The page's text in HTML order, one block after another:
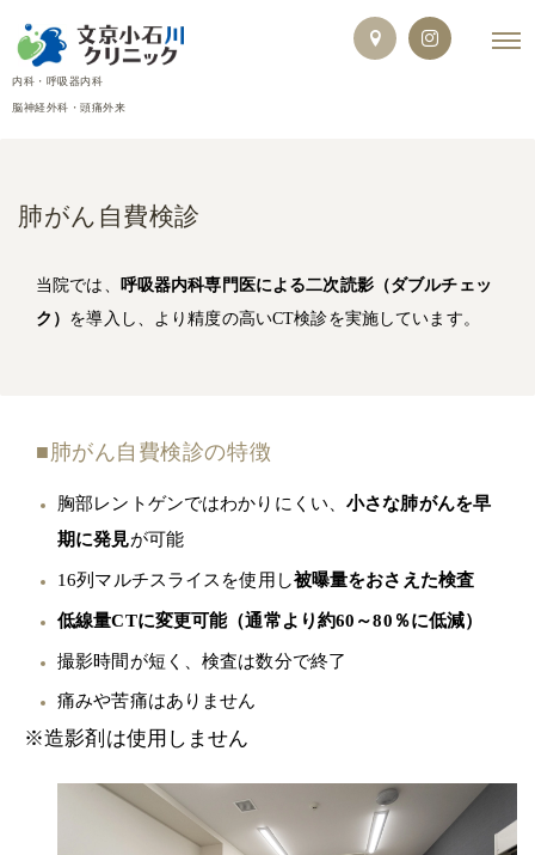
内科・呼吸器内科
脳神経外科・頭痛外来
肺がん自費検診
当院では、 呼吸器内科専門医による二次読影（ダブルチェッ
ク） を導入し、より精度の高いCT検診を実施しています。
■肺がん自費検診の特徴
胸部レントゲンではわかりにくい、小さな肺がんを早
期に発見が可能
16列マルチスライスを使用し被曝量をおさえた検査
低線量CTに変更可能（通常より約60～80％に低減）
撮影時間が短く、検査は数分で終了
痛みや苦痛はありません
※造影剤は使用しません